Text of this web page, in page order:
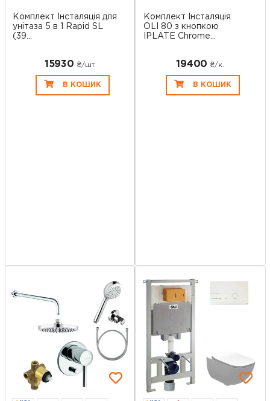
Комплект Інсталяція для
унітаза 5 в 1 Rapid SL
(39...
15930 ₴/шт
В КОШИК
Комплект Інсталяція
OLI 80 з кнопкою
IPLATE Chrome...
19400 ₴/к.
В КОШИК